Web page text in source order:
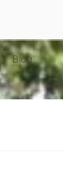
Blog